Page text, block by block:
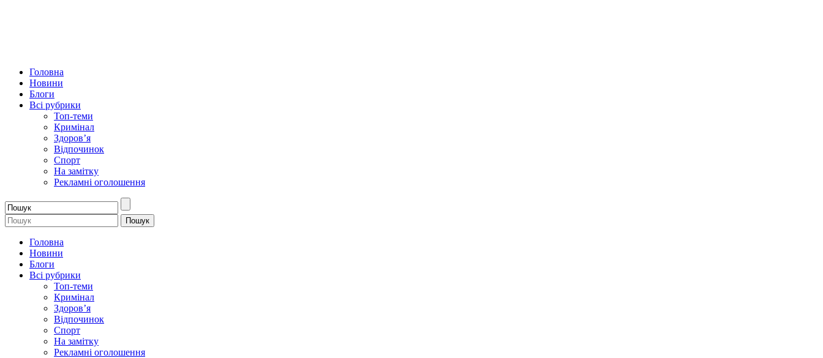
Головна
Новини
Блоги
Всі рубрики
Топ-теми
Кримінал
Здоров’я
Відпочинок
Спорт
На замітку
Рекламні оголошення
Головна
Новини
Блоги
Всі рубрики
Топ-теми
Кримінал
Здоров’я
Відпочинок
Спорт
На замітку
Рекламні оголошення